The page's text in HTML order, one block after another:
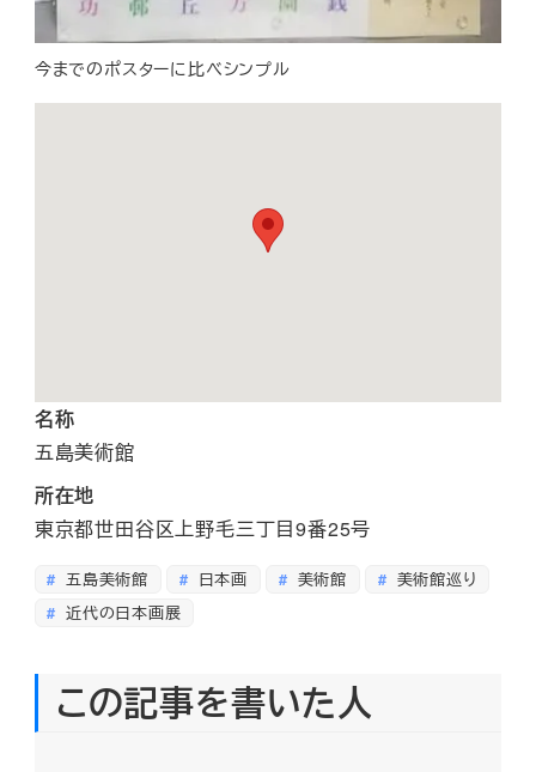
今までのポスターに比べシンプル
名称
五島美術館
所在地
東京都世田谷区上野毛三丁目9番25号
五島美術館 日本画 美術館
美術館巡り
近代の日本画展
この記事を書いた人